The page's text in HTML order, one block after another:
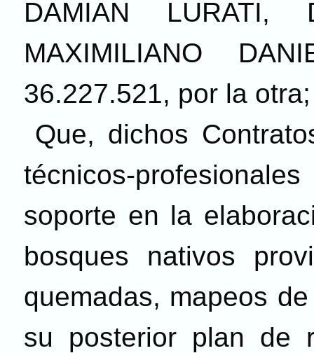
DAMIAN
MAXIMILIANO
36.227.521, por la otra;
Que, dichos
técnicos-
soporte en la
bosques nativos
quemadas, mapeos
su posterior plan de